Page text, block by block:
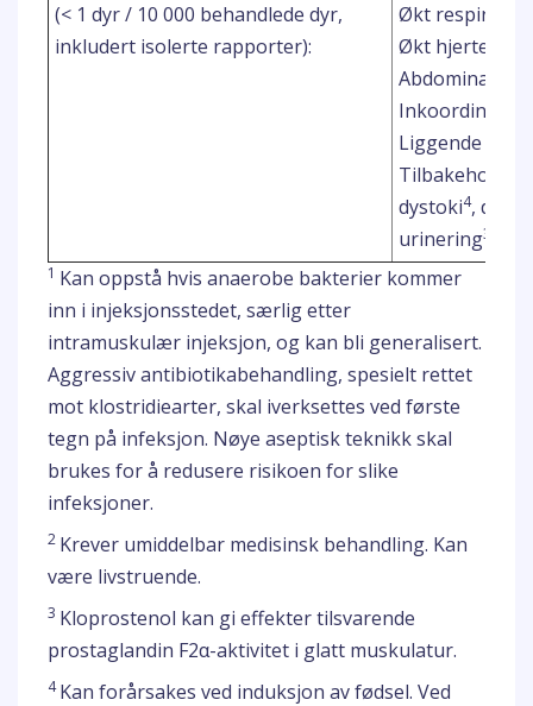
(< 1 dyr / 10 000 behandlede dyr,
inkludert isolerte rapporter):
Økt
Økt
Liggende
Tilbakeholdt
dystoki4,
urinering3,5
1 Kan oppstå hvis anaerobe bakterier kommer
inn i injeksjonsstedet, særlig etter
intramuskulær injeksjon, og kan bli generalisert.
Aggressiv antibiotikabehandling, spesielt rettet
mot klostridiearter, skal iverksettes ved første
tegn på infeksjon. Nøye aseptisk teknikk skal
brukes for å redusere risikoen for slike
infeksjoner.
2 Krever umiddelbar medisinsk behandling. Kan
være livstruende.
3 Kloprostenol kan gi effekter tilsvarende
prostaglandin F2α-aktivitet i glatt muskulatur.
4Kan forårsakes ved induksjon av fødsel. Ved